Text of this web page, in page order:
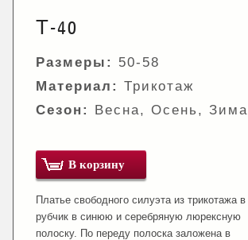
Т-40
Размеры:
50-58
Материал: Трикотаж
Сезон:
Весна, Осень, Зима
В корзину
Платье свободного силуэта из трикотажа в
рубчик в синюю и серебряную люрексную
полоску. По переду полоска заложена в